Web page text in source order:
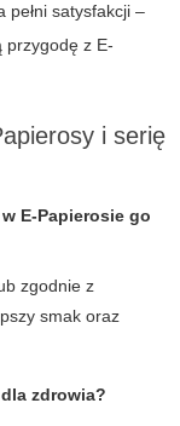
satysfakcji –
przygodę z E-
i serię
E-Papierosie go
zgodnie z
smak oraz
zdrowia?